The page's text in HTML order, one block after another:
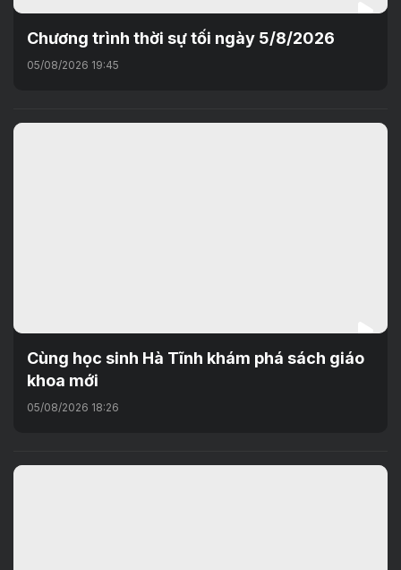
Chương trình thời sự tối ngày 5/8/2026
05/08/2026 19:45
Cùng học sinh Hà Tĩnh khám phá sách giáo
khoa mới
05/08/2026 18:26